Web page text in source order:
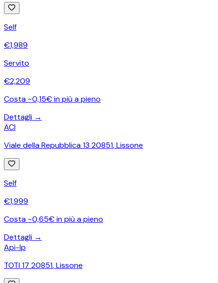
Self
€1,989
Servito
€2,209
Costa ~0,15€ in più a pieno
Dettagli →
ACI
Viale della Repubblica 13 20851,Lissone
Self
€1,999
Costa ~0,65€ in più a pieno
Dettagli →
Api-Ip
TOTI 17 20851,Lissone